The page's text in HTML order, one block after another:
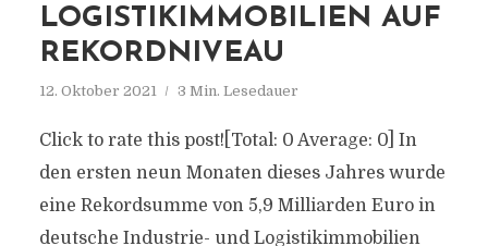
LOGISTIKIMMOBILIEN AUF
REKORDNIVEAU
12. Oktober 2021 3 Min. Lesedauer
Click to rate this post![Total: 0 Average: 0] In
den ersten neun Monaten dieses Jahres wurde
eine Rekordsumme von 5,9 Milliarden Euro in
deutsche Industrie- und Logistikimmobilien